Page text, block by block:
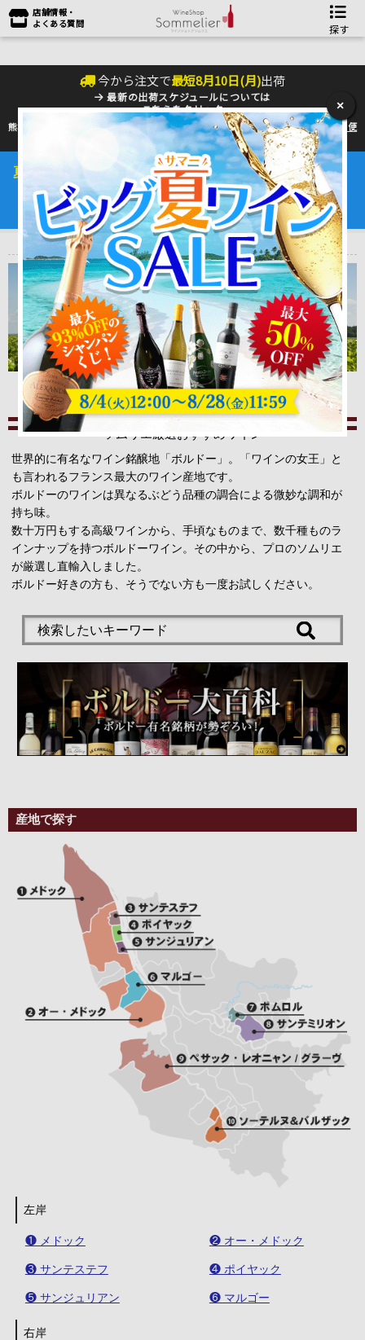
店舗情報・
よくある質問
探す
今から注文で最短8月10日(月)出荷
最新の出荷スケジュールについては
こちらをクリック
熊本地震の影響により九州への配送に遅れが生じております。最新情報は佐川急便
のHP
をご確認下さい。
夏季の配送は『クール便』のご利用をお勧めいたします。
ワインは25℃以上で劣化するデリケートな商品です。
4～10月はワインを守るためにも是非ご利用ください。
トップ ＞産地で探す ＞フランス ＞ ボルドーワイン
ボルドーワイン
ソムリエ厳選おすすめワイン
世界的に有名なワイン銘醸地「ボルドー」。「ワインの女王」と
も言われるフランス最大のワイン産地です。
ボルドーのワインは異なるぶどう品種の調合による微妙な調和が
持ち味。
数十万円もする高級ワインから、手頃なものまで、数千種ものラ
インナップを持つボルドーワイン。その中から、プロのソムリエ
が厳選し直輸入しました。
ボルドー好きの方も、そうでない方も一度お試しください。
産地で探す
左岸
❶ メドック ❷ オー・メドック
❸ サンテステフ ❹ ポイヤック
❺ サンジュリアン ❻ マルゴー
右岸
×